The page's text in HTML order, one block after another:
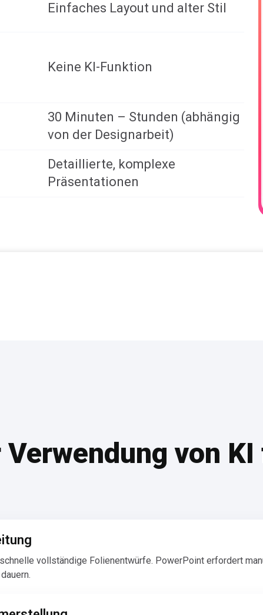
Einfaches Layout und alter Stil
Keine KI-Funktion
30 Minuten – Stunden (abhängig
von der Designarbeit)
Detaillierte, komplexe
Präsentationen
von
vollständige Folienentwürfe. PowerPoint erfordert